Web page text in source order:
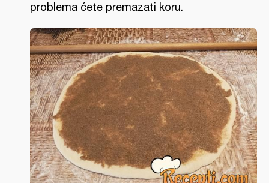
problema ćete premazati koru.